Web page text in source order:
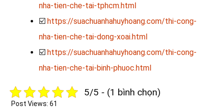
nha-tien-che-tai-tphcm.html
☑️ https://suachuanhahuyhoang.com/thi-cong-
nha-tien-che-tai-dong-xoai.html
☑️ https://suachuanhahuyhoang.com/thi-cong-
nha-tien-che-tai-binh-phuoc.html
5/5 - (1 bình chọn)
Post Views: 61